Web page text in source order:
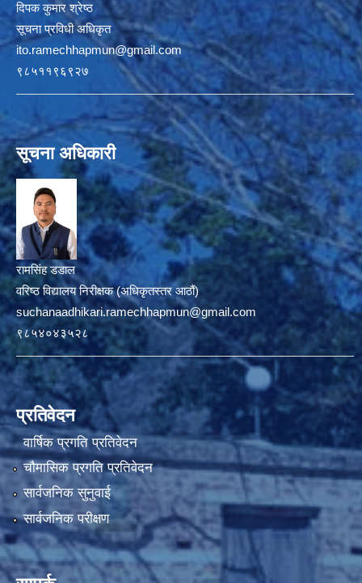
दिपक कुमार श्रेष्ठ
सूचना प्रविधी अधिकृत
ito.ramechhapmun@gmail.com
९८५११९६९२७
सूचना अधिकारी
रामसिंह डडाल
वरिष्ठ विद्यालय निरीक्षक (अधिकृतस्तर आठौं)
suchanaadhikari.ramechhapmun@gmail.com
९८५४०४३५२८
प्रतिवेदन
वार्षिक प्रगति प्रतिवेदन
चौमासिक प्रगति प्रतिवेदन
सार्वजनिक सुनुवाई
सार्वजनिक परीक्षण